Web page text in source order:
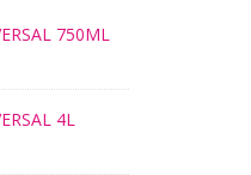
750ML
4L